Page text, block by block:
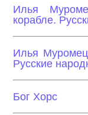
Илья
корабле.
Илья
Русские
Бог Хорс